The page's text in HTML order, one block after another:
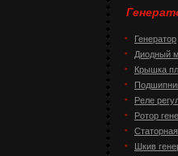
Генератор
Диодный
Крышка
Реле
Ротор
Шкив